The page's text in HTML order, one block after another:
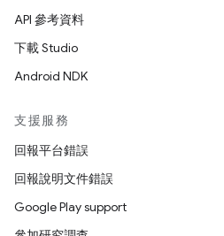
API 參考資料
下載 Studio
Android NDK
支援服務
回報平台錯誤
回報說明文件錯誤
Google Play support